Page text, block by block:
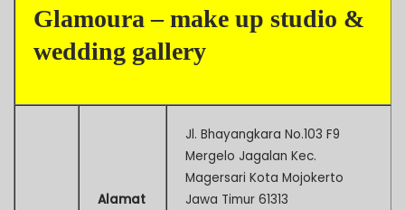
Glamoura – make up studio &
wedding gallery
Alamat
Jl. Bhayangkara No.103 F9
Mergelo Jagalan Kec.
Magersari Kota Mojokerto
Jawa Timur 61313